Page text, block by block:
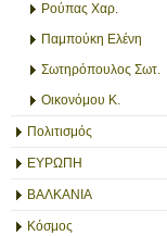
Ρούπας Χαρ.
Παμπούκη Ελένη
Σωτηρόπουλος Σωτ.
Οικονόμου Κ.
Πολιτισμός
ΕΥΡΩΠΗ
ΒΑΛΚΑΝΙΑ
Κόσμος